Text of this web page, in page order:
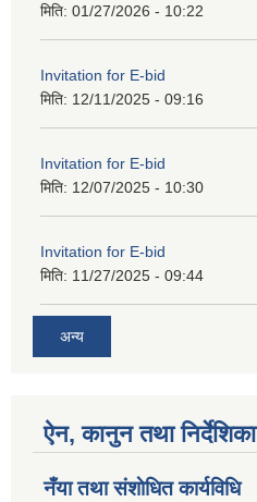
मिति: 01/27/2026 - 10:22
Invitation for E-bid
मिति: 12/11/2025 - 09:16
Invitation for E-bid
मिति: 12/07/2025 - 10:30
Invitation for E-bid
मिति: 11/27/2025 - 09:44
अन्य
ऐन, कानुन तथा निर्देशिका
नँया तथा स‌ंशाेधित कार्यविधि